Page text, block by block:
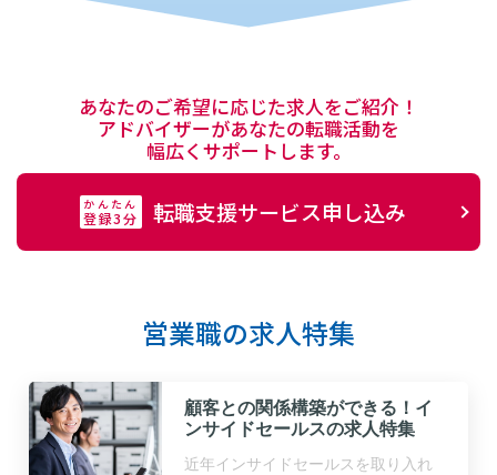
あなたのご希望に応じた求人をご紹介！
アドバイザーがあなたの転職活動を
幅広くサポートします。
かんたん
登録3分 転職支援サービス申し込み
営業職の求人特集
顧客との関係構築ができる！イ
ンサイドセールスの求人特集
近年インサイドセールスを取り入れ